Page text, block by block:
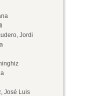
Jordi
José Luis